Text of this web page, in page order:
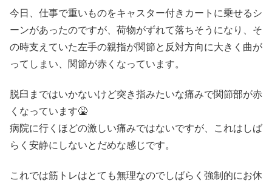
今日、仕事で重いものをキャスター付きカートに乗せるシ
ーンがあったのですが、荷物がずれて落ちそうになり、そ
の時支えていた左手の親指が関節と反対方向に大きく曲が
ってしまい、関節が赤くなっています。
脱臼まではいかないけど突き指みたいな痛みで関節部が赤
くなっています🤮
病院に行くほどの激しい痛みではないですが、これはしば
らく安静にしないとだめな感じです。
これでは筋トレはとても無理なのでしばらく強制的にお休